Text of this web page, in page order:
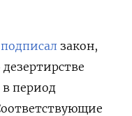
подписал закон,
период